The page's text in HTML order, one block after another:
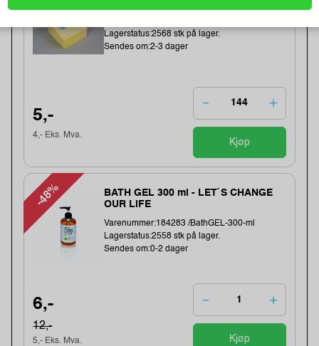
Lagerstatus:2568 stk på lager.
Sendes om:2-3 dager
5,-
4,- Eks. Mva.
Kjøp
-48%
BATH GEL 300 ml - LET`S CHANGE
OUR LIFE
Varenummer:184283 /BathGEL-300-ml
Lagerstatus:2558 stk på lager.
Sendes om:0-2 dager
6,-
12,-
5,- Eks. Mva. Kjøp